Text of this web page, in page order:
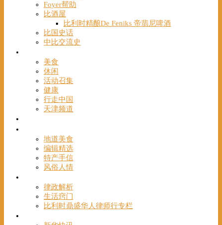
Foyer帮助
比酒屋
比利时精酿De Feniks 帝翡尼啤酒
比国史话
中比交流史
美食
休闲
活动召集
健康
行走中国
天津频道
地道美食
编辑精选
特产手信
风俗人情
律政解析
生活窍门
比利时鼎盛华人律师行专栏